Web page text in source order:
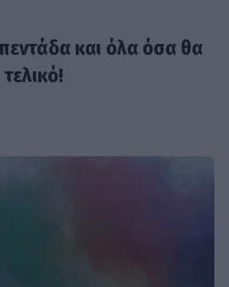
και όλα όσα θα